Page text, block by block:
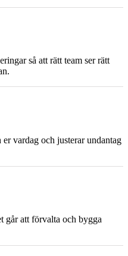
så att rätt team ser rätt
vardag och justerar undantag
går att förvalta och bygga